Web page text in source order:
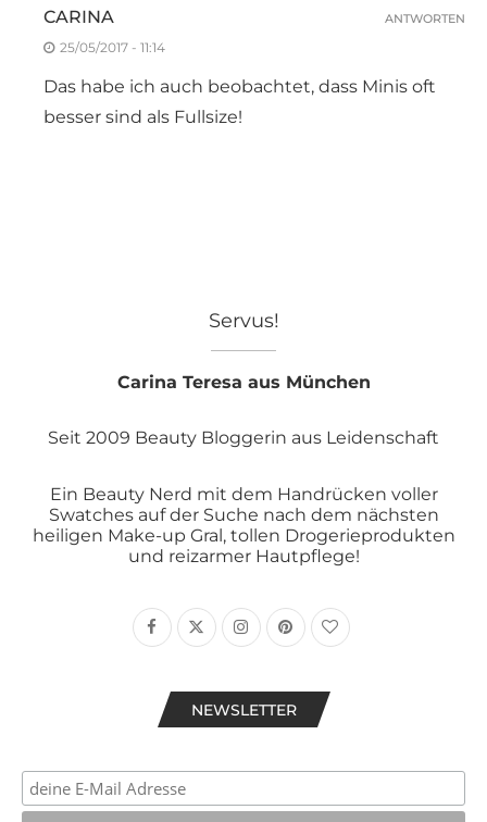
CARINA
25/05/2017 - 11:14
Das habe ich auch beobachtet, dass Minis oft
besser sind als Fullsize!
ANTWORTEN
Servus!
Carina Teresa aus München
Seit 2009 Beauty Bloggerin aus Leidenschaft
Ein Beauty Nerd mit dem Handrücken voller
Swatches auf der Suche nach dem nächsten
heiligen Make-up Gral, tollen Drogerieprodukten
und reizarmer Hautpflege!
NEWSLETTER